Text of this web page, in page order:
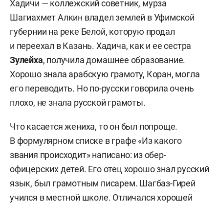
Хадичи — коллежский советник, мурза
Шагиахмет Алкин владел землей в Уфимской
губернии на реке Белой, которую продал
и переехал в Казань. Хадича, как и ее сестра
Зулейха, получила домашнее образование.
Хорошо знала арабскую грамоту, Коран, могла
его переводить. Но по-русски говорила очень
плохо, не знала русской грамоты.
Что касается жениха, то он был попроще.
В формулярном списке в графе «Из какого
звания происходит» написано: из обер-
офицерских детей. Его отец хорошо знал русский
язык, был грамотным писарем. Шагбаз-Гирей
учился в местной школе. Отличался хорошей